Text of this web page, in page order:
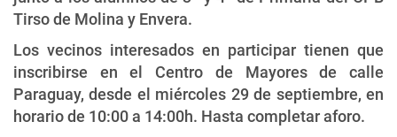
Tirso de Molina y Envera.
Los vecinos interesados en participar tienen que
inscribirse en el Centro de Mayores de calle
Paraguay, desde el miércoles 29 de septiembre, en
horario de 10:00 a 14:00h. Hasta completar aforo.